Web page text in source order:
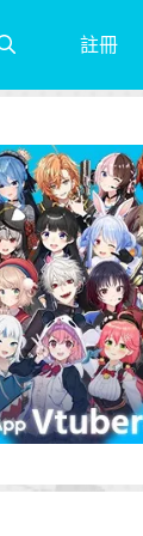
註冊